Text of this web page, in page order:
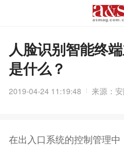
人脸识别智能终
是什么？
2019-04-24 11:19:48 来源：
在出入口系统的控制管理